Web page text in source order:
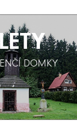
DOMKY
DOMKY